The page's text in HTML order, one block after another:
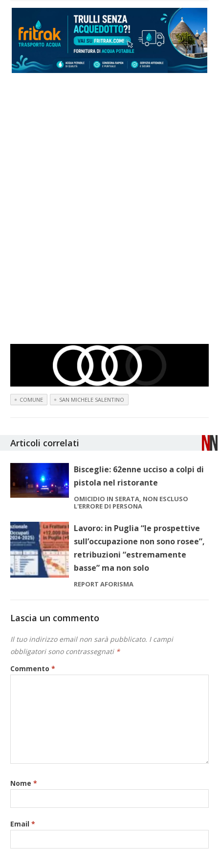
COMUNE SAN MICHELE SALENTINO
Articoli correlati
Bisceglie: 62enne ucciso a colpi di
pistola nel ristorante
OMICIDIO IN SERATA, NON ESCLUSO
L'ERRORE DI PERSONA
Lavoro: in Puglia “le prospettive
sull’occupazione non sono rosee”,
retribuzioni “estremamente
basse” ma non solo
REPORT AFORISMA
Lascia un commento
Il tuo indirizzo email non sarà pubblicato. I campi
obbligatori sono contrassegnati *
Commento*
Nome*
Email*